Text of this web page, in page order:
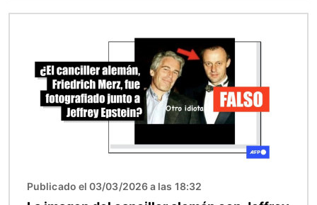
Publicado el 03/03/2026 a las 18:32